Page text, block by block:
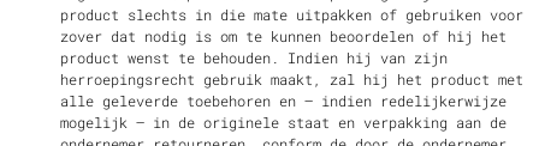
product slechts in die mate uitpakken of gebruiken voor
zover dat nodig is om te kunnen beoordelen of hij het
product wenst te behouden. Indien hij van zijn
herroepingsrecht gebruik maakt, zal hij het product met
alle geleverde toebehoren en – indien redelijkerwijze
mogelijk – in de originele staat en verpakking aan de